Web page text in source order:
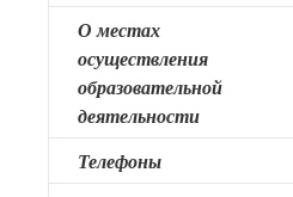
О местах
осуществления
образовательной
деятельности
Телефоны